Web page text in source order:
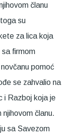
članu
su
za lica koja
sa firmom
novčanu pomoć
se zahvalio na
i Razboj koja je
članu.
sa Savezom